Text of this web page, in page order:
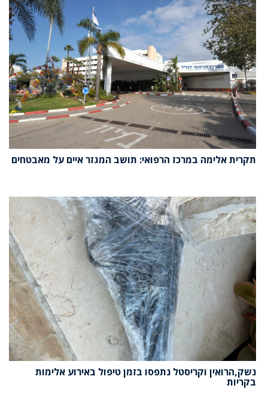
תקרית אלימה במרכז הרפואי: תושב המגזר איים על מאבטחים
נשק,הרואין וקריסטל נתפסו בזמן טיפול באירוע אלימות
בקריות